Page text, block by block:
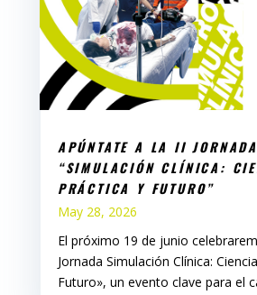
APÚNTATE A LA II JORNADA
“SIMULACIÓN CLÍNICA:
PRÁCTICA Y FUTURO”
May 28, 2026
El próximo 19 de junio
Jornada Simulación Clínica:
Futuro», un evento clave para el